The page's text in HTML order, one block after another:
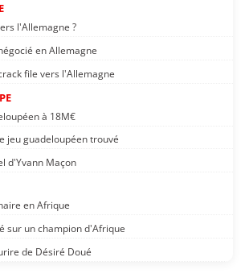
l'Allemagne ?
en Allemagne
file vers l'Allemagne
à 18M€
jeu guadeloupéen trouvé
d'Yvann Maçon
en Afrique
sur un champion d'Afrique
de Désiré Doué